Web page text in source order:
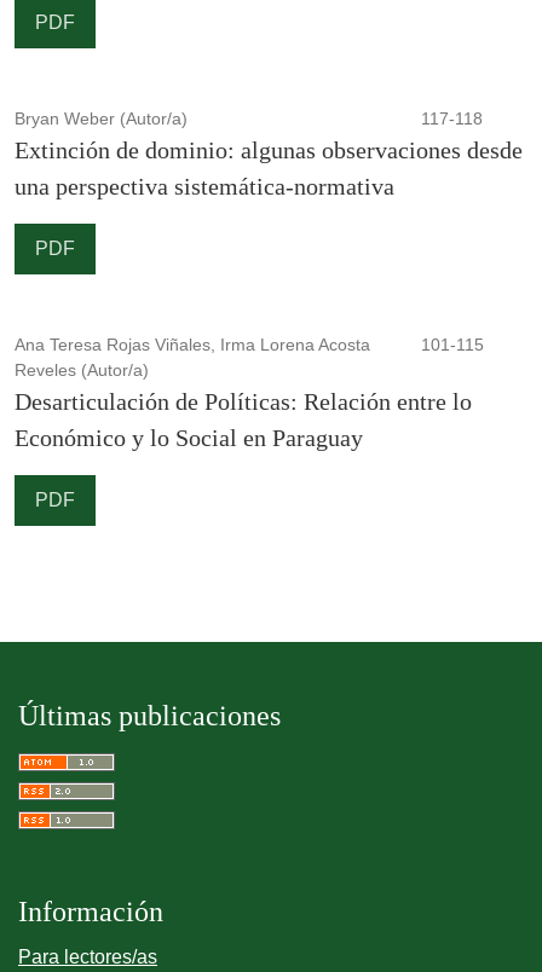
PDF
Bryan Weber (Autor/a) 117-118
Extinción de dominio: algunas observaciones desde
una perspectiva sistemática-normativa
PDF
Ana Teresa Rojas Viñales, Irma Lorena Acosta
Reveles (Autor/a)
101-115
Desarticulación de Políticas: Relación entre lo
Económico y lo Social en Paraguay
PDF
Últimas publicaciones
Información
Para lectores/as